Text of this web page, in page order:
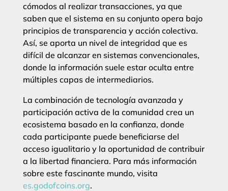
cómodos al realizar transacciones, ya que
saben que el sistema en su conjunto opera bajo
principios de transparencia y acción colectiva.
Así, se aporta un nivel de integridad que es
difícil de alcanzar en sistemas convencionales,
donde la información suele estar oculta entre
múltiples capas de intermediarios.
La combinación de tecnología avanzada y
participación activa de la comunidad crea un
ecosistema basado en la confianza, donde
cada participante puede beneficiarse del
acceso igualitario y la oportunidad de contribuir
a la libertad financiera. Para más información
sobre este fascinante mundo, visita
es.godofcoins.org.